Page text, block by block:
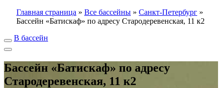
Главная страница » Все бассейны » Санкт-Петербург »
Бассейн «Батискаф» по адресу Стародеревенская, 11 к2
В бассейн
Бассейн «Батискаф» по адресу
Стародеревенская, 11 к2